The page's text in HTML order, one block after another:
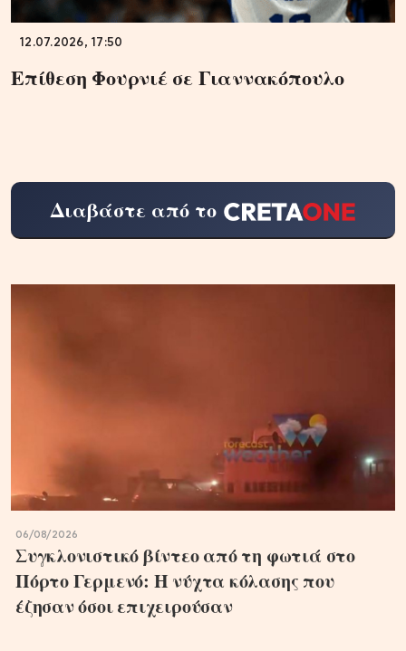
12.07.2026, 17:50
Επίθεση Φουρνιέ σε Γιαννακόπουλο
Διαβάστε από το
06/08/2026
Συγκλονιστικό βίντεο από τη φωτιά στο
Πόρτο Γερμενό: Η νύχτα κόλασης που
έζησαν όσοι επιχειρούσαν